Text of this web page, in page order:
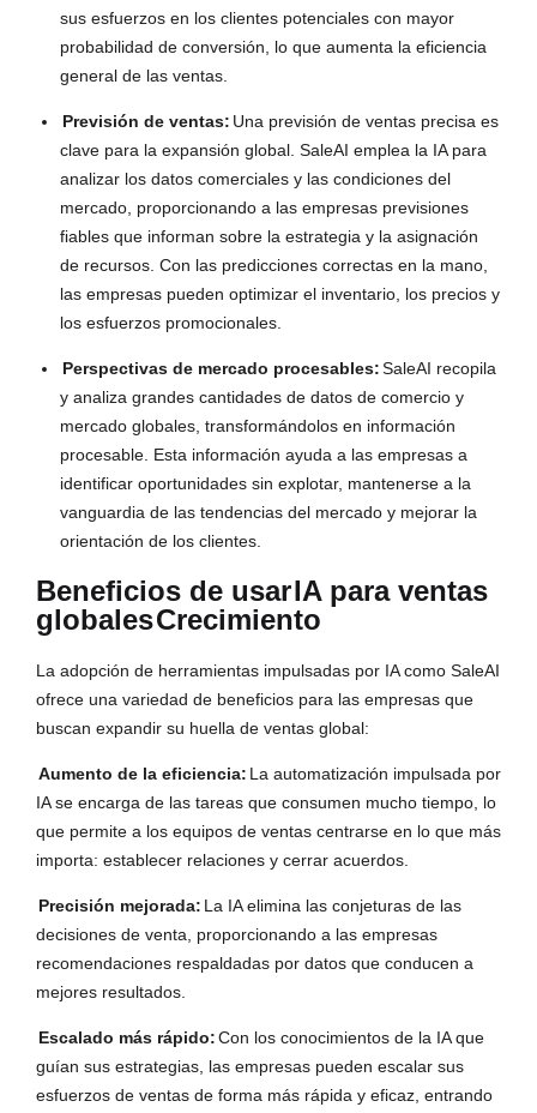
sus esfuerzos en los clientes potenciales con mayor
probabilidad de conversión, lo que aumenta la eficiencia
general de las ventas.
Previsión de ventas: Una previsión de ventas precisa es
clave para la expansión global. SaleAI emplea la IA para
analizar los datos comerciales y las condiciones del
mercado, proporcionando a las empresas previsiones
fiables que informan sobre la estrategia y la asignación
de recursos. Con las predicciones correctas en la mano,
las empresas pueden optimizar el inventario, los precios y
los esfuerzos promocionales.
Perspectivas de mercado procesables:SaleAI recopila
y analiza grandes cantidades de datos de comercio y
mercado globales, transformándolos en información
procesable. Esta información ayuda a las empresas a
identificar oportunidades sin explotar, mantenerse a la
vanguardia de las tendencias del mercado y mejorar la
orientación de los clientes.
Beneficios de usarIA para ventas
globalesCrecimiento
La adopción de herramientas impulsadas por IA como SaleAI
ofrece una variedad de beneficios para las empresas que
buscan expandir su huella de ventas global:
Aumento de la eficiencia: La automatización impulsada por
IA se encarga de las tareas que consumen mucho tiempo, lo
que permite a los equipos de ventas centrarse en lo que más
importa: establecer relaciones y cerrar acuerdos.
Precisión mejorada: La IA elimina las conjeturas de las
decisiones de venta, proporcionando a las empresas
recomendaciones respaldadas por datos que conducen a
mejores resultados.
Escalado más rápido:Con los conocimientos de la IA que
guían sus estrategias, las empresas pueden escalar sus
esfuerzos de ventas de forma más rápida y eficaz, entrando